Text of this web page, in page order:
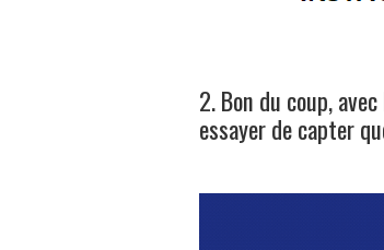
2. Bon du coup,
essayer de capter